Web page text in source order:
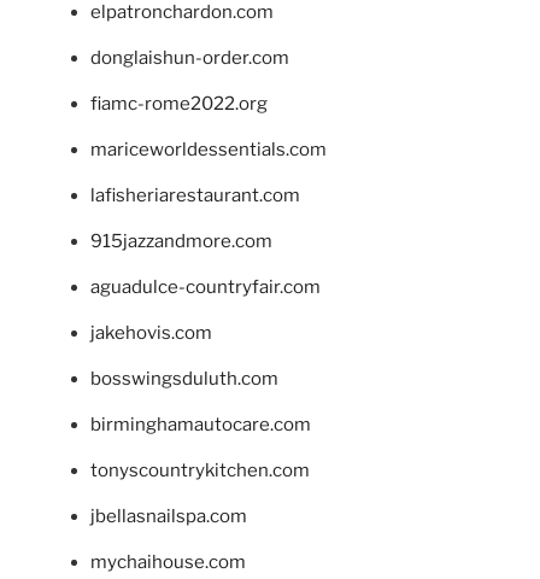
elpatronchardon.com
donglaishun-order.com
fiamc-rome2022.org
mariceworldessentials.com
lafisheriarestaurant.com
915jazzandmore.com
aguadulce-countryfair.com
jakehovis.com
bosswingsduluth.com
birminghamautocare.com
tonyscountrykitchen.com
jbellasnailspa.com
mychaihouse.com